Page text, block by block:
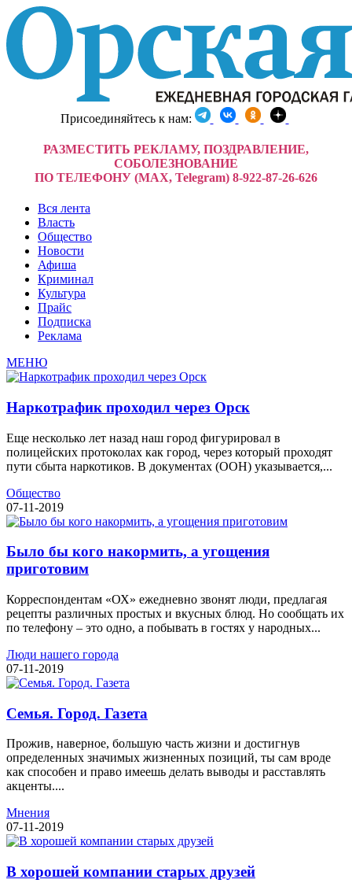
Присоединяйтесь к нам:
РАЗМЕСТИТЬ РЕКЛАМУ, ПОЗДРАВЛЕНИЕ,
СОБОЛЕЗНОВАНИЕ
ПО ТЕЛЕФОНУ (MAX, Telegram) 8-922-87-26-626
Вся лента
Власть
Общество
Новости
Афиша
Криминал
Культура
Прайс
Подписка
Реклама
МЕНЮ
Наркотрафик проходил через Орск
Еще несколько лет назад наш город фигурировал в
полицейских протоколах как город, через который проходят
пути сбыта наркотиков. В документах (ООН) указывается,...
Общество
07-11-2019
Было бы кого накормить, а угощения
приготовим
Корреспондентам «ОХ» ежедневно звонят люди, предлагая
рецепты различных простых и вкусных блюд. Но сообщать их
по телефону – это одно, а побывать в гостях у народных...
Люди нашего города
07-11-2019
Семья. Город. Газета
Прожив, наверное, большую часть жизни и достигнув
определенных значимых жизненных позиций, ты сам вроде
как способен и право имеешь делать выводы и расставлять
акценты....
Мнения
07-11-2019
В хорошей компании старых друзей